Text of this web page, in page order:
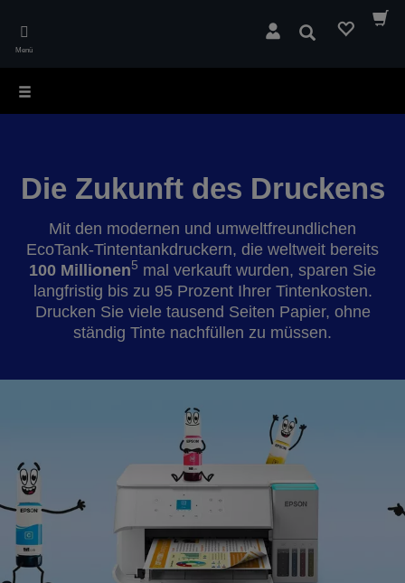
main
Menü
Suchen
Die Zukunft des Druckens
Mit den modernen und umweltfreundlichen
EcoTank-Tintentankdruckern, die weltweit bereits
100 Millionen5 mal verkauft wurden, sparen Sie
langfristig bis zu 95 Prozent Ihrer Tintenkosten.
Drucken Sie viele tausend Seiten Papier, ohne
ständig Tinte nachfüllen zu müssen.